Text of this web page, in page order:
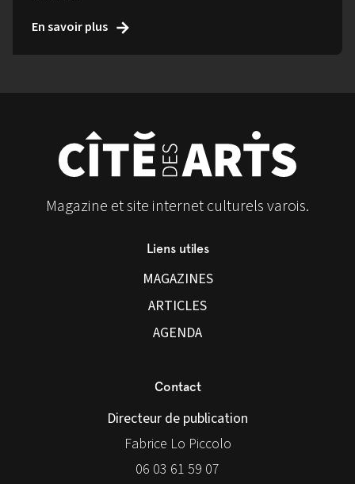
En savoir plus
Magazine et site internet culturels varois.
Liens utiles
MAGAZINES
ARTICLES
AGENDA
Contact
Directeur de publication
Fabrice Lo Piccolo
06 03 61 59 07